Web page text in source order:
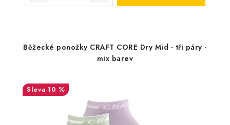
Běžecké ponožky CRAFT CORE Dry Mid - tři páry -
mix barev
10 %